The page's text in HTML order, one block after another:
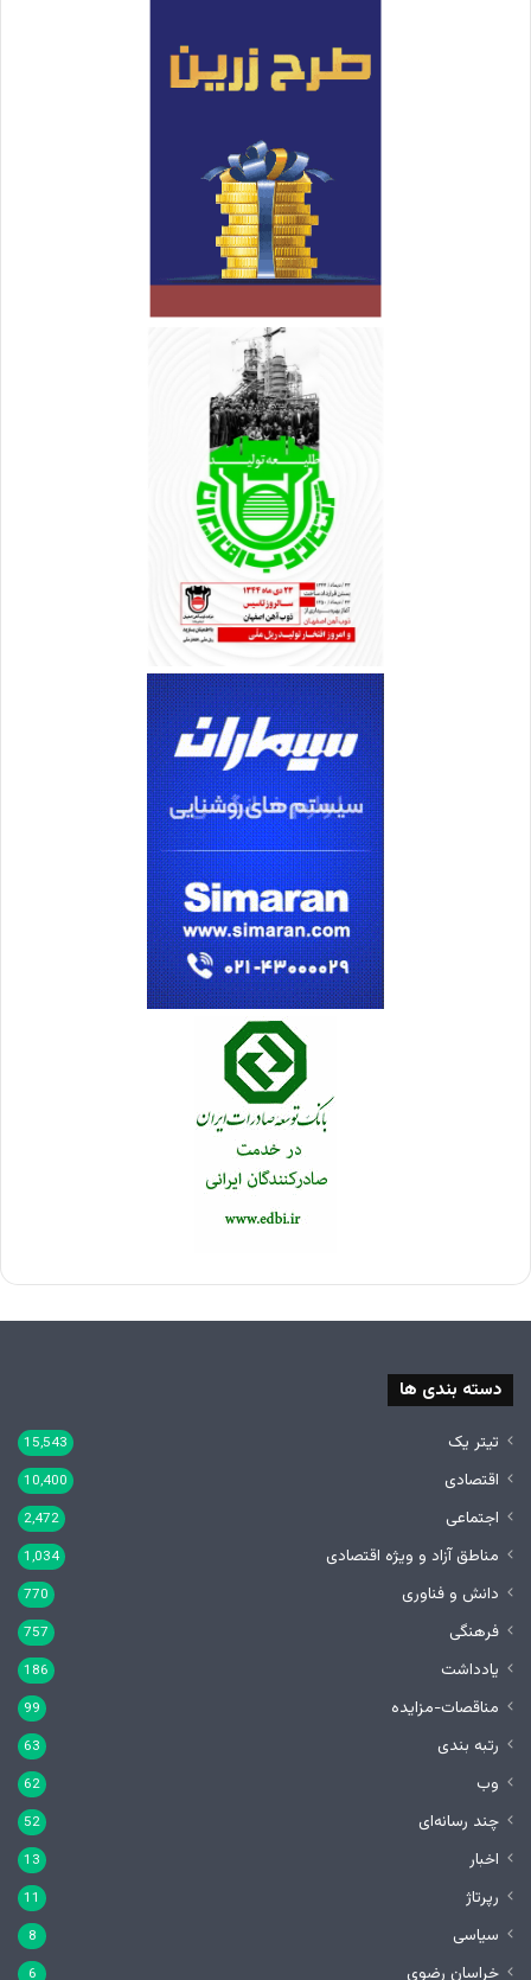
دسته بندی ها
تیتر یک 15,543
اقتصادی 10,400
اجتماعی 2,472
مناطق آزاد و ویژه اقتصادی 1,034
دانش و فناوری 770
فرهنگی 757
یادداشت 186
مناقصات-مزایده 99
رتبه بندی 63
وب 62
چند رسانه‌ای 52
اخبار 13
رپرتاژ 11
سیاسی 8
خراسان رضوی 6